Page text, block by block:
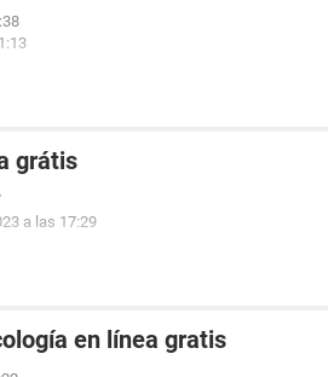
grátis
a las 17:29
en línea gratis